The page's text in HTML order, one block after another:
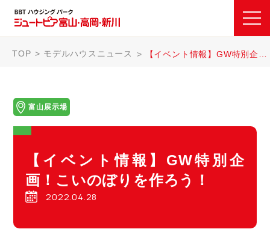
TOP モデルハウスニュース 【イベント情報】GW特別企画！こいのぼりを作ろう！
富山展示場
【イベント情報】GW特別企
画！こいのぼりを作ろう！
2022.04.28